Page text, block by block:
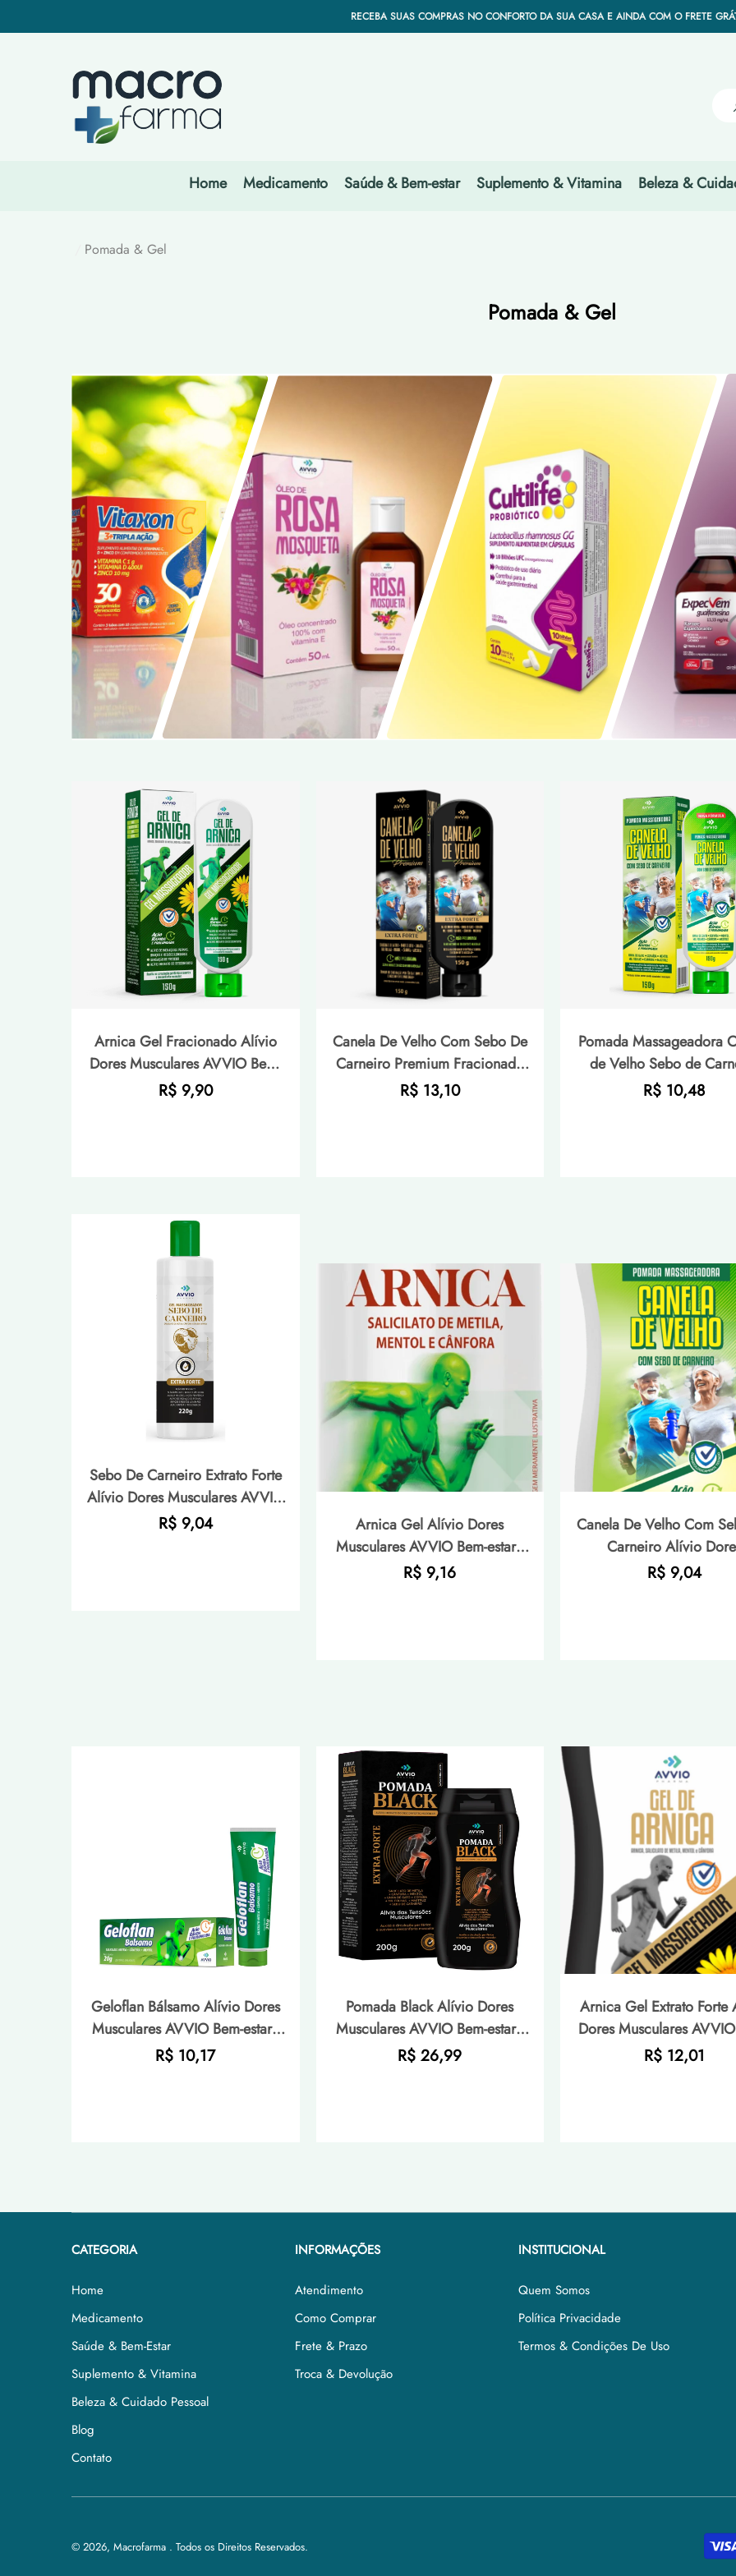
RECEBA SUAS COMPRAS NO CONFORTO DA SUA CASA E AINDA COM O FRETE
TEMOS OS MELHORES PREÇOS DO BRASIL PORQUE CONQUISTAMOS A CONFIANÇA DOS
Home Medicamento Saúde & Bem-estar Suplemento & Vitamina Beleza &
Pomada & Gel
Pomada & Gel
Arnica Gel Fracionado Alívio
Dores Musculares AVVIO Bem-
estar - 150g
Preço
R$ 9,90
Canela De Velho Com Sebo De
Carneiro Premium Fracionado
Alívio Dores Musculares AVVIO
Preço
R$ 13,10
Pomada Massageadora
de Velho Sebo de
Copaíba Unha de Gato
Preço
R$ 10,48
Sebo De Carneiro Extrato Forte
Alívio Dores Musculares AVVIO
Bem-estar - 220g
Preço
R$ 9,04
Arnica Gel Alívio Dores
Musculares AVVIO Bem-estar -
220g
Preço
R$ 9,16
Canela De Velho Com
Carneiro Alívio
Musculares AVVIO Bem-
Preço
R$ 9,04
Geloflan Bálsamo Alívio Dores
Musculares AVVIO Bem-estar -
20gPreço
R$ 10,17
Pomada Black Alívio Dores
Musculares AVVIO Bem-estar -
200g
Preço
R$ 26,99
Arnica Gel Extrato Forte
Dores Musculares AVVIO
estar - 200g
Preço
R$ 12,01
CATEGORIA
Home
Medicamento
Saúde & Bem-Estar
Suplemento & Vitamina
Beleza & Cuidado Pessoal
Blog
Contato
INFORMAÇÕES
Atendimento
Como Comprar
Frete & Prazo
Troca & Devolução
INSTITUCIONAL
Quem Somos
Política Privacidade
Termos & Condições De Uso
© 2026, Macrofarma . Todos os Direitos Reservados.
Have Questions?